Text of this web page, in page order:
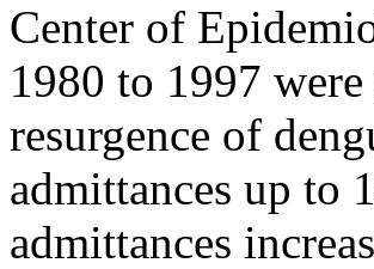
Center of
1980 to 1997
resurgence of
admittances up to
admittances